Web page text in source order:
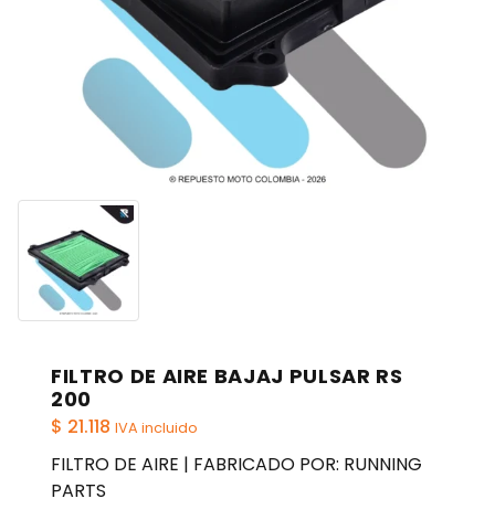
FILTRO DE AIRE BAJAJ PULSAR RS
200
$ 21.118 IVA incluido
FILTRO DE AIRE | FABRICADO POR: RUNNING
PARTS